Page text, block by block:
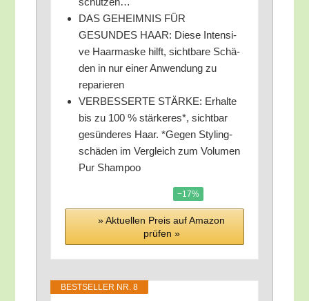
DAS GEHEIMNIS FÜR
GESUNDES HAAR: Die­se Inten­si­
ve Haar­mas­ke hilft, sicht­ba­re Schä­
den in nur einer Anwen­dung zu
reparieren
VERBESSERTE STÄRKE: Erhal­te
bis zu 100 % stär­ke­res*, sicht­bar
gesün­de­res Haar. *Gegen Sty­ling­
schä­den im Ver­gleich zum Volu­men
Pur Shampoo
−17%
» Aktu­el­len Preis auf Ama­zon
prü­fen »
BEST­SEL­LER NR. 8